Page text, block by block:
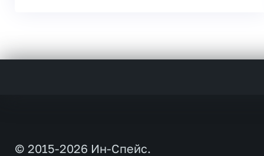
© 2015-2026 Ин-Спейс.